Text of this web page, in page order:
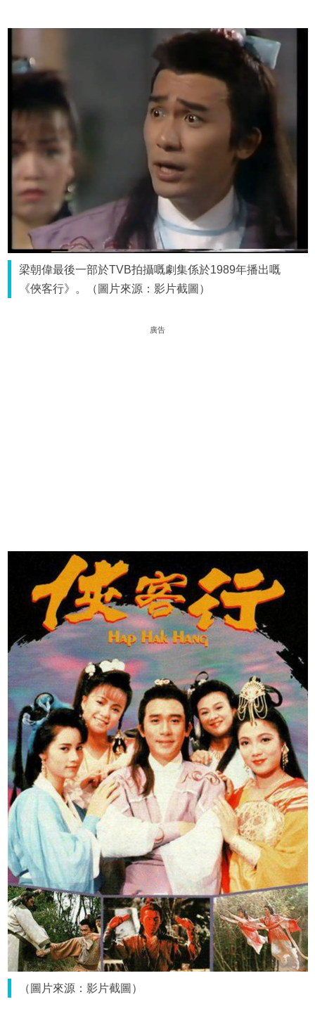
梁朝偉最後一部於TVB拍攝嘅劇集係於1989年播出嘅
《俠客行》。（圖片來源：影片截圖）
廣告
（圖片來源：影片截圖）